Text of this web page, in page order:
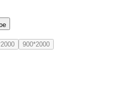
900*2000